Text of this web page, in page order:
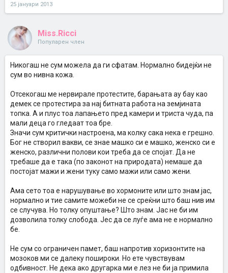
25 јануари 2013
Miss.Ricci
Популарен член
Никогаш не сум можела да ги сфатам. Нормално бидејќи не
сум во нивна кожа.
Отсекогаш ме нервирале протестите, барањата ау бау као
демек се протестира за нај битната работа на земјината
топка. А и плус тоа лапањето пред камери и триста чуда, па
мали деца го гледаат тоа бре.
Значи сум критички настроена, ма колку сака нека е грешно.
Бог не створил вакви, се знае машко си е машко, женско си е
женско, различни полови кои треба да се спојат. Да не
требаше да е така (по законот на природата) немаше да
постојат мажи и жени туку само мажи или само жени.
Ама сето тоа е нарушување во хормоните или што знам јас,
нормално и тие самите можеби не се среќни што баш нив им
се случува. Но толку опуштање? Што знам. Јас не би им
дозволила толку слобода. Јес да се луѓе ама не е нормално
бе.
Не сум со ограничен памет, баш напротив хоризонтите на
мозоков ми се далеку пошироки. Но ете чувствувам
одбивност. Не дека ако другарка ми е лез не би ја примила